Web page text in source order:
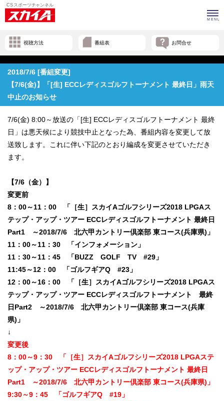
視聴方法 番組表 お問合せ
2018/7/6 [番組変更]
【7/6(金)】「[生] ECCレディスゴルフトーナメント 最終日」雨天
中止のお知らせ
7/6(金) 8:00～放送の「[生] ECCレディスゴルフトーナメント 最終
日」は悪天候により競技中止となった為、番組内容を変更して放
送致します。これに伴い下記のとおり編成を変更させていただき
ます。
【7/6（金）】
変更前
8：00～11：00 「［生］スカイAゴルフシリーズ2018 LPGAス
テップ・アップ・ツアー ECCレディスゴルフトーナメント 最終日
Part1 ～2018/7/6 北六甲カントリー倶楽部 東コース(兵庫県)」
11：00～11：30 「インフォメーション」
11：30～11：45 「BUZZ GOLF TV #29」
11:45～12：00 「ゴルフギアQ #23」
12：00～16：00 「［生］スカイAゴルフシリーズ2018 LPGAス
テップ・アップ・ツアー ECCレディスゴルフトーナメント 最終
日Part2 ～2018/7/6 北六甲カントリー倶楽部 東コース(兵庫
県)」
↓
変更後
8：00～9：30 「［生］スカイAゴルフシリーズ2018 LPGAステ
ップ・アップ・ツアー ECCレディスゴルフトーナメント 最終日
Part1 ～2018/7/6 北六甲カントリー倶楽部 東コース(兵庫県)」
9:30～9：45 「ゴルフギアQ #19」